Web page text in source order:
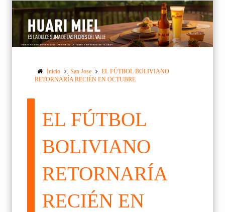
Inicio San Jose
EL FÚTBOL BOLIVIANO
RETORNARÍA RECIÉN EN OCTUBRE
EL FÚTBOL
BOLIVIANO
RETORNARÍA
RECIÉN EN